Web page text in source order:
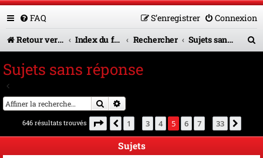
FAQ Connexion
S’enregistrer
Retour vers le site U.A.G.R.
Index du forum Rechercher Sujets sans réponse
Sujets sans réponse
Rechercher
646 résultats trouvés Page sur 33
Précédente
1 3 4 5 6 7 33
Sujets